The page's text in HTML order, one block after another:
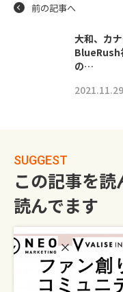
前の記事へ
大和、カ
BlueRush
の…
2021.11.29
SUGGEST
この記事を
読んでます